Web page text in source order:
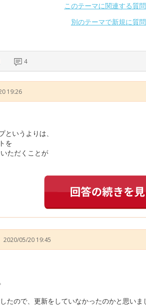
このテーマに関連する質
別のテーマで新規に質
4
19:26
というよりは、
を
ただくことが
2020/05/20 19:45
たので、更新をしていなかったのかと思いま